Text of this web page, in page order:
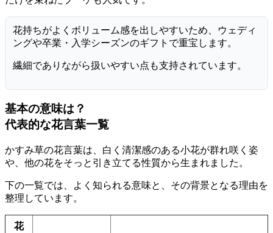
花持ちがよくボリューム感を出しやすいため、ウェディ
ングや卒業・入学シーズンのギフトで重宝します。
繊細でありながら扱いやすい点も支持されています。
基本の意味は？
代表的な花言葉一覧
かすみ草の花言葉は、白く清潔感のある小花が群れ咲く姿
や、他の花をそっと引き立てる性質から生まれました。
下の一覧では、よく知られる意味と、その背景となる理由を
整理しています。
花